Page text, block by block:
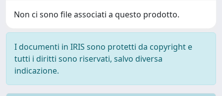
Non ci sono file associati a questo prodotto.
I documenti in IRIS sono protetti da copyright e
tutti i diritti sono riservati, salvo diversa
indicazione.